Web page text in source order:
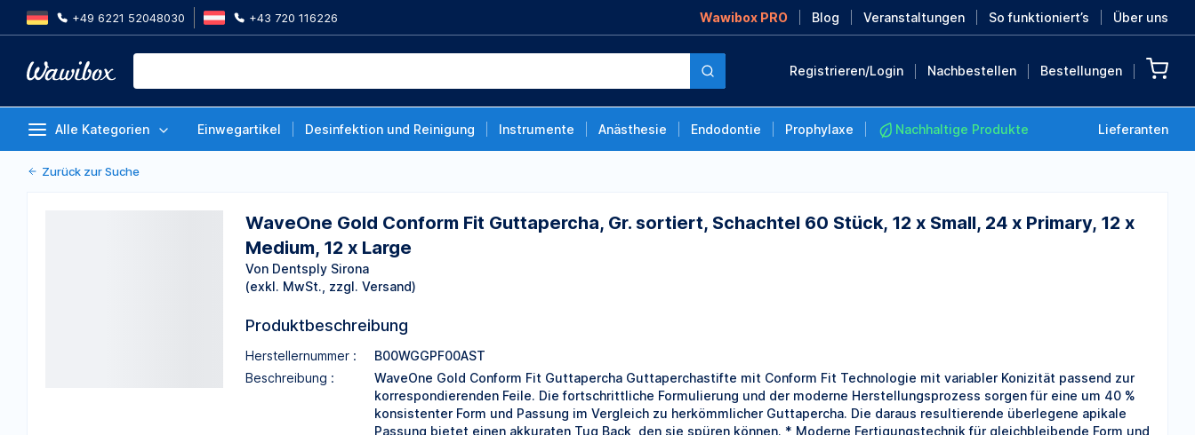
+49 6221 52048030 +43 720 116226 Wawibox PRO Blog Veranstaltungen So funktioniert’s Über uns
Registrieren/Login Nachbestellen Bestellungen
Alle Kategorien Einwegartikel Desinfektion und Reinigung Instrumente Anästhesie Endodontie Prophylaxe Nachhaltige Produkte Lieferanten
WaveOne Gold Conform Fit Guttapercha, Gr. sortiert,
Medium, 12 x Large
Zurück zur Suche
WaveOne Gold Conform Fit Guttapercha, Gr. sortiert, Schachtel 60 Stück, 12 x Small, 24 x Primary, 12 x
Medium, 12 x Large
Von Dentsply Sirona
(exkl. MwSt., zzgl. Versand)
Produktbeschreibung
Herstellernummer :
B00WGGPF00AST
Beschreibung :
WaveOne Gold Conform Fit Guttapercha Guttaperchastifte mit Conform Fit Technologie mit variabler Konizität passend zur
korrespondierenden Feile. Die fortschrittliche Formulierung und der moderne Herstellungsprozess sorgen für eine um 40 %
konsistenter Form und Passung im Vergleich zu herkömmlicher Guttapercha. Die daraus resultierende überlegene apikale
Passung bietet einen akkuraten Tug Back, den sie spüren können. * Moderne Fertigungstechnik für gleichbleibende Form und